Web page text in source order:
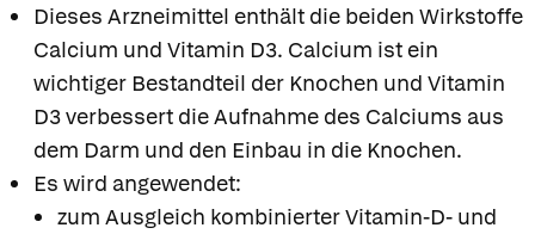
Dieses Arzneimittel enthält die beiden Wirkstoffe
Calcium und Vitamin D3. Calcium ist ein
wichtiger Bestandteil der Knochen und Vitamin
D3 verbessert die Aufnahme des Calciums aus
dem Darm und den Einbau in die Knochen.
Es wird angewendet:
zum Ausgleich kombinierter Vitamin-D- und